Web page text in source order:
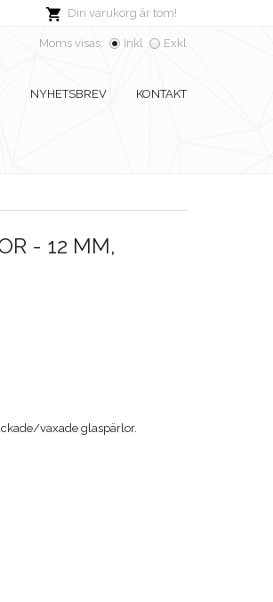
Din varukorg är tom!
Moms visas: Inkl Exkl
NYHETSBREV KONTAKT
- 12 MM,
vaxade glaspärlor.